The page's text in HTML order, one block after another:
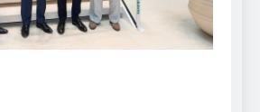
Finanzkontrolle
Schwarzarbeit führen zu
rechtskräftiger
gesuchtes Mitglied einer
kriminellen Vereinigung
geht ins Netz –
6. August 2026